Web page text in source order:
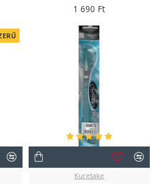
1 690 Ft
Kuretake